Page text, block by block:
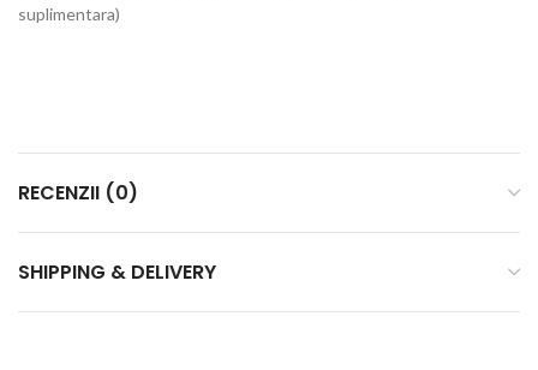
suplimentara)
RECENZII (0)
SHIPPING & DELIVERY